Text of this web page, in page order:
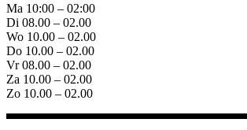
Ma 10:00 – 02:00
Di 08.00 – 02.00
Wo 10.00 – 02.00
Do 10.00 – 02.00
Vr 08.00 – 02.00
Za 10.00 – 02.00
Zo 10.00 – 02.00